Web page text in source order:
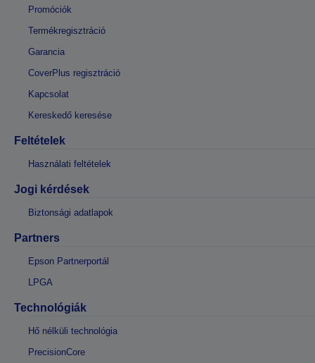
Promóciók
Termékregisztráció
Garancia
CoverPlus regisztráció
Kapcsolat
Kereskedő keresése
Feltételek
Használati feltételek
Jogi kérdések
Biztonsági adatlapok
Partners
Epson Partnerportál
LPGA
Technológiák
Hő nélküli technológia
PrecisionCore